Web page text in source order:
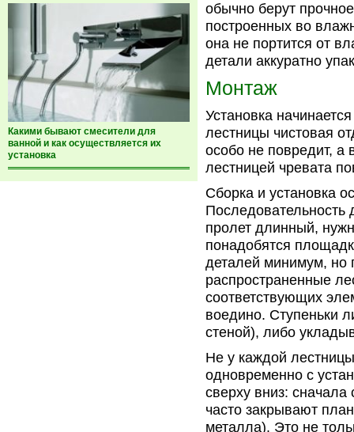
Какими бывают смесители для
ванной и как осуществляется их
установка
обычно берут
построенных во
она не портится от
детали аккуратно
Монтаж
Установка
лестницы чистовая
особо не повредит, а
лестницей чревата
Сборка и установка
Последовательность
пролет длинный,
понадобятся
деталей минимум, но
распространенные
соответствующих
воедино. Ступеньки
стеной), либо
Не у каждой
одновременно с
сверху вниз: сначала
часто закрывают
металла). Это не